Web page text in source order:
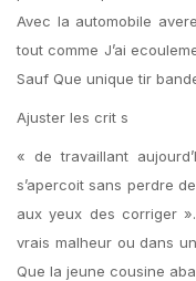
Avec la automobile
tout comme J’ai
Sauf Que unique tir
Ajuster les crit s
« de travaillant
s’apercoit sans perdre
aux yeux des corriger
vrais malheur ou dans
Que la jeune cousine